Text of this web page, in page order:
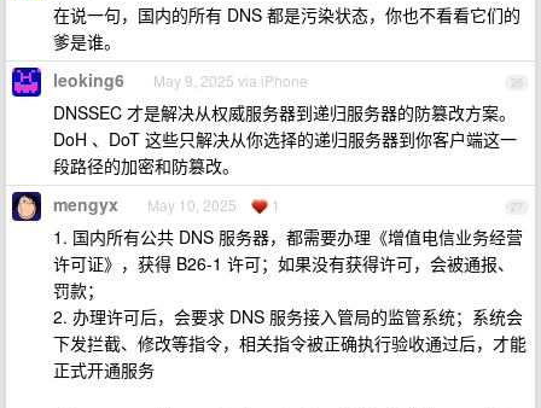
在说一句，国内的所有 DNS 都是污染状态，你也不看看它们的
爹是谁。
26
leoking6 May 9, 2025 via iPhone
DNSSEC 才是解决从权威服务器到递归服务器的防篡改方案。
DoH 、DoT 这些只解决从你选择的递归服务器到你客户端这一
段路径的加密和防篡改。
27
mengyx May 10, 2025 1
1. 国内所有公共 DNS 服务器，都需要办理《增值电信业务经营
许可证》，获得 B26-1 许可；如果没有获得许可，会被通报、
罚款；
2. 办理许可后，会要求 DNS 服务接入管局的监管系统；系统会
下发拦截、修改等指令，相关指令被正确执行验收通过后，才能
正式开通服务